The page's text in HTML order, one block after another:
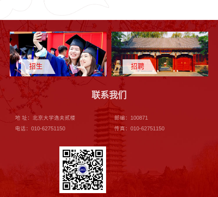
招生 招聘
联系我们
地 址：北京大学逸夫贰楼
邮编：100871
电话：010-62751150
传真：010-62751150